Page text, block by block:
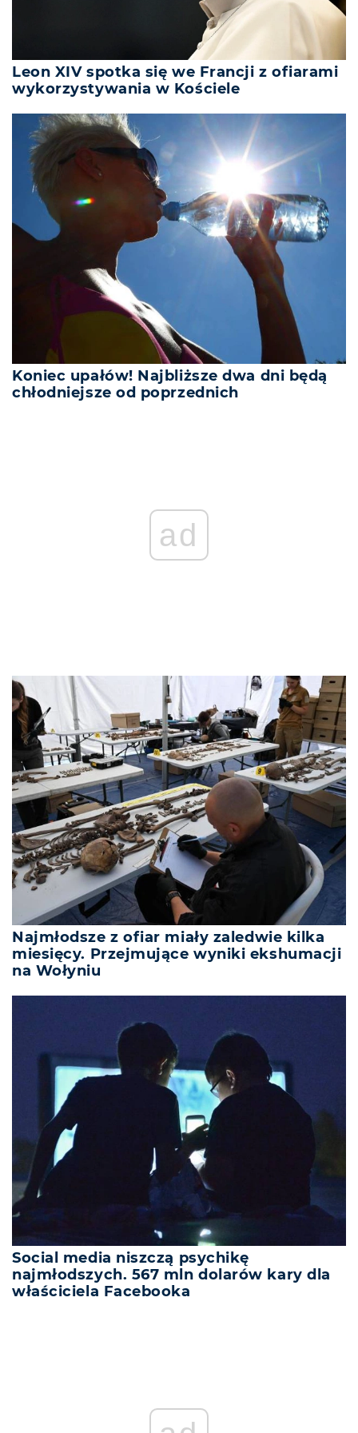
Leon XIV spotka się we Francji z ofiarami
wykorzystywania w Kościele
Koniec upałów! Najbliższe dwa dni będą
chłodniejsze od poprzednich
ad
Najmłodsze z ofiar miały zaledwie kilka
miesięcy. Przejmujące wyniki ekshumacji
na Wołyniu
Social media niszczą psychikę
najmłodszych. 567 mln dolarów kary dla
właściciela Facebooka